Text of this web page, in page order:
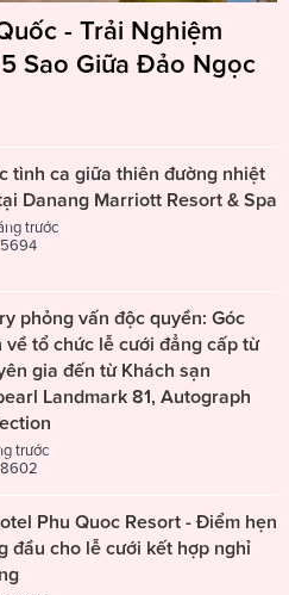
- Trải Nghiệm
Sao Giữa Đảo Ngọc
tình ca giữa thiên đường nhiệt
Danang Marriott Resort & Spa
trước
5694
phỏng vấn độc quyền: Góc
về tổ chức lễ cưới đẳng cấp từ
gia đến từ Khách sạn
Landmark 81, Autograph
trước
8602
Phu Quoc Resort - Điểm hẹn
đầu cho lễ cưới kết hợp nghỉ